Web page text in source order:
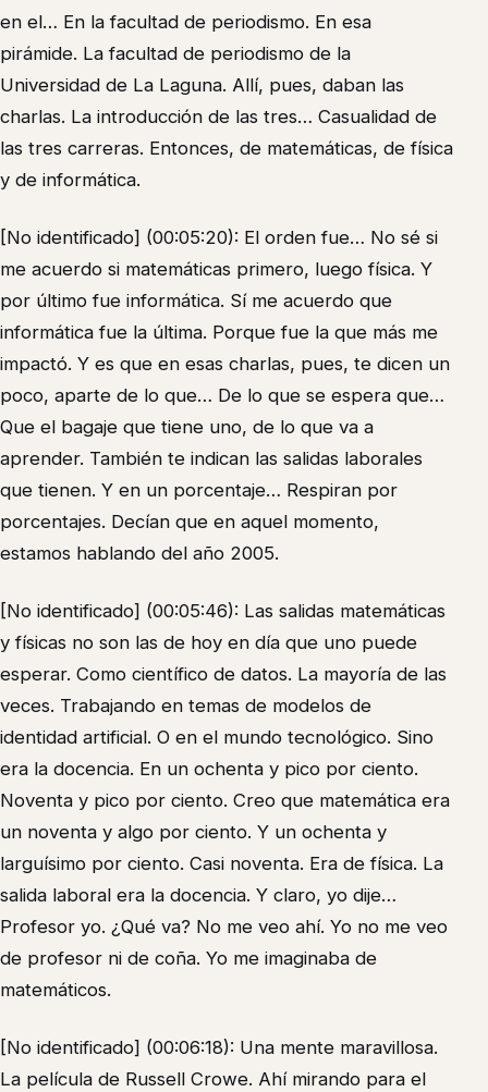
en el… En la facultad de periodismo. En esa
pirámide. La facultad de periodismo de la
Universidad de La Laguna. Allí, pues, daban las
charlas. La introducción de las tres… Casualidad de
las tres carreras. Entonces, de matemáticas, de física
y de informática.
[No identificado] (00:05:20): El orden fue… No sé si
me acuerdo si matemáticas primero, luego física. Y
por último fue informática. Sí me acuerdo que
informática fue la última. Porque fue la que más me
impactó. Y es que en esas charlas, pues, te dicen un
poco, aparte de lo que… De lo que se espera que…
Que el bagaje que tiene uno, de lo que va a
aprender. También te indican las salidas laborales
que tienen. Y en un porcentaje… Respiran por
porcentajes. Decían que en aquel momento,
estamos hablando del año 2005.
[No identificado] (00:05:46): Las salidas matemáticas
y físicas no son las de hoy en día que uno puede
esperar. Como científico de datos. La mayoría de las
veces. Trabajando en temas de modelos de
identidad artificial. O en el mundo tecnológico. Sino
era la docencia. En un ochenta y pico por ciento.
Noventa y pico por ciento. Creo que matemática era
un noventa y algo por ciento. Y un ochenta y
larguísimo por ciento. Casi noventa. Era de física. La
salida laboral era la docencia. Y claro, yo dije…
Profesor yo. ¿Qué va? No me veo ahí. Yo no me veo
de profesor ni de coña. Yo me imaginaba de
matemáticos.
[No identificado] (00:06:18): Una mente maravillosa.
La película de Russell Crowe. Ahí mirando para el